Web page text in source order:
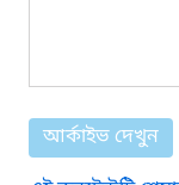
আর্কাইভ দেখুন